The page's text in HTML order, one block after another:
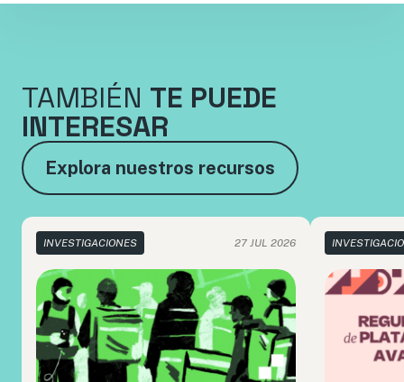
TAMBIÉN TE PUEDE
INTERESAR
Explora nuestros recursos
INVESTIGACIONES 27 JUL 2026